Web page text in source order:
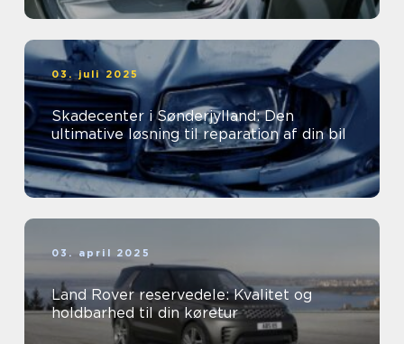
03. juli 2025
Skadecenter i Sønderjylland: Den
ultimative løsning til reparation af din bil
03. april 2025
Land Rover reservedele: Kvalitet og
holdbarhed til din køretur